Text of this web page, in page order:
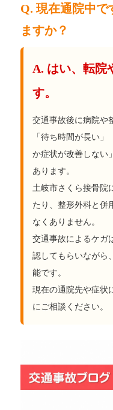
Q. 現在通院中で
ますか？
A. はい、転院
す。
交通事故後に病院や
「待ち時間が長い
か症状が改善しない
あります。
土岐市さくら接骨院
たり、整形外科と併
なくありません。
交通事故によるケガ
認してもらいながら
能です。
現在の通院先や症状
にご相談ください。